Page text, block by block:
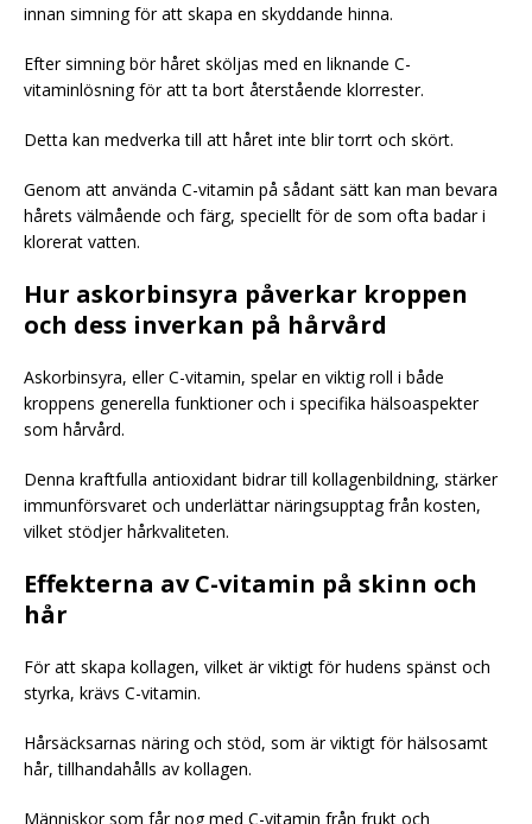
innan simning för att skapa en skyddande hinna.
Efter simning bör håret sköljas med en liknande C-
vitaminlösning för att ta bort återstående klorrester.
Detta kan medverka till att håret inte blir torrt och skört.
Genom att använda C-vitamin på sådant sätt kan man bevara
hårets välmående och färg, speciellt för de som ofta badar i
klorerat vatten.
Hur askorbinsyra påverkar kroppen
och dess inverkan på hårvård
Askorbinsyra, eller C-vitamin, spelar en viktig roll i både
kroppens generella funktioner och i specifika hälsoaspekter
som hårvård.
Denna kraftfulla antioxidant bidrar till kollagenbildning, stärker
immunförsvaret och underlättar näringsupptag från kosten,
vilket stödjer hårkvaliteten.
Effekterna av C-vitamin på skinn och
hår
För att skapa kollagen, vilket är viktigt för hudens spänst och
styrka, krävs C-vitamin.
Hårsäcksarnas näring och stöd, som är viktigt för hälsosamt
hår, tillhandahålls av kollagen.
Människor som får nog med C-vitamin från frukt och